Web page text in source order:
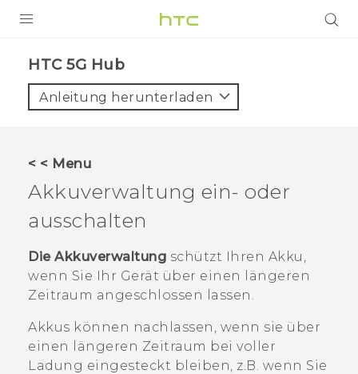
VIVE
VIVERSE
UNTERSTÜTZUNG
HTC-Geräte und Zubehör
Anmelden
HTC 5G Hub‎
Anleitung herunterladen
< < Menu
Akkuverwaltung ein- oder
ausschalten
Die Akkuverwaltung schützt Ihren Akku,
wenn Sie Ihr Gerät über einen längeren
Zeitraum angeschlossen lassen.
Akkus können nachlassen, wenn sie über
einen längeren Zeitraum bei voller
Ladung eingesteckt bleiben, z.B. wenn Sie